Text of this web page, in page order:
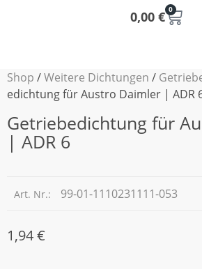
0,00 € 0
Shop /Weitere Dichtungen /
edichtung für Austro Daimler | ADR
Getriebedichtung für
| ADR 6
Art. Nr.: 99-01-1110231111-053
1,94€